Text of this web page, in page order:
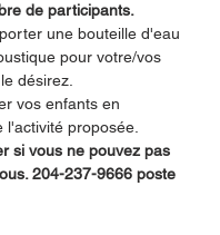
de participants.
une bouteille d'eau
pour votre/vos
désirez.
vos enfants en
l'activité proposée.
si vous ne pouvez pas
204-237-9666 poste